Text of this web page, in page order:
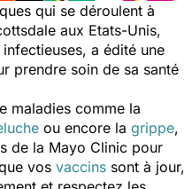
qui se déroulent à
aux Etats-Unis,
a édité une
prendre soin de sa santé
maladies comme la
ou encore la grippe,
de la Mayo Clinic pour
vos vaccins sont à jour,